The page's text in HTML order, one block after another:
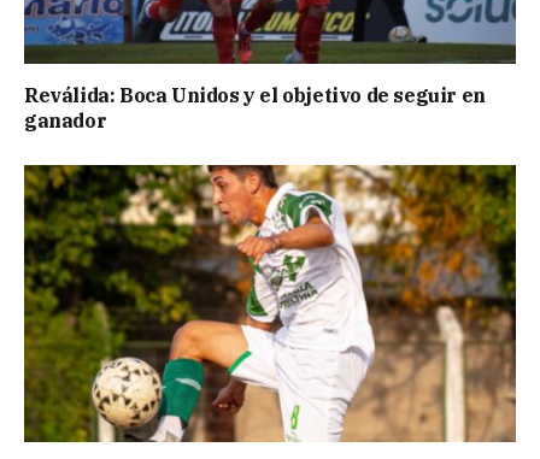
Reválida: Boca Unidos y el objetivo de seguir en
ganador